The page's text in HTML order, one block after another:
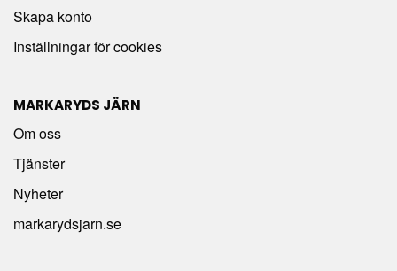
Skapa konto
Inställningar för cookies
MARKARYDS JÄRN
Om oss
Tjänster
Nyheter
markarydsjarn.se